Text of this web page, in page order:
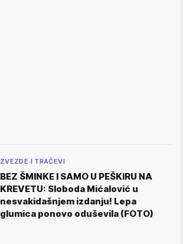
ZVEZDE I TRAČEVI
BEZ ŠMINKE I SAMO U PEŠKIRU NA
KREVETU: Sloboda Mićalović u
nesvakidašnjem izdanju! Lepa
glumica ponovo oduševila (FOTO)